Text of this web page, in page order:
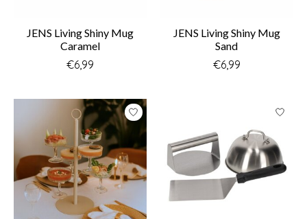
JENS Living Shiny Mug
Caramel
€6,99
JENS Living Shiny Mug
Sand
€6,99